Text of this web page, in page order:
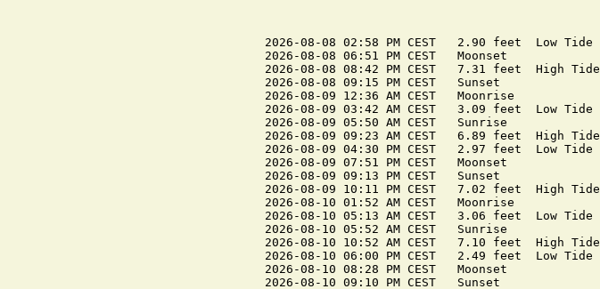
2026-08-08 02:58 PM CEST   2.90 feet  Low Tide
2026-08-08 06:51 PM CEST   Moonset
2026-08-08 08:42 PM CEST   7.31 feet  High Tide
2026-08-08 09:15 PM CEST   Sunset
2026-08-09 12:36 AM CEST   Moonrise
2026-08-09 03:42 AM CEST   3.09 feet  Low Tide
2026-08-09 05:50 AM CEST   Sunrise
2026-08-09 09:23 AM CEST   6.89 feet  High Tide
2026-08-09 04:30 PM CEST   2.97 feet  Low Tide
2026-08-09 07:51 PM CEST   Moonset
2026-08-09 09:13 PM CEST   Sunset
2026-08-09 10:11 PM CEST   7.02 feet  High Tide
2026-08-10 01:52 AM CEST   Moonrise
2026-08-10 05:13 AM CEST   3.06 feet  Low Tide
2026-08-10 05:52 AM CEST   Sunrise
2026-08-10 10:52 AM CEST   7.10 feet  High Tide
2026-08-10 06:00 PM CEST   2.49 feet  Low Tide
2026-08-10 08:28 PM CEST   Moonset
2026-08-10 09:10 PM CEST   Sunset